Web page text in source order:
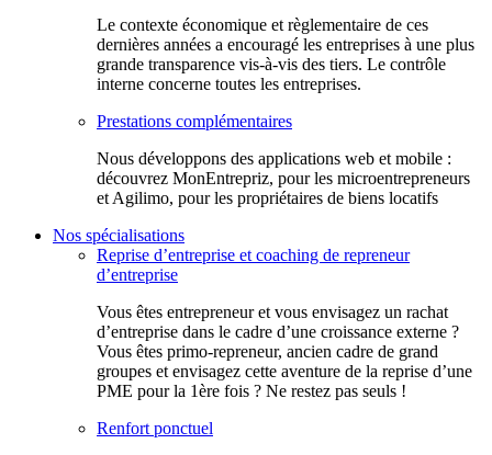
Le contexte économique et règlementaire de ces
dernières années a encouragé les entreprises à une plus
grande transparence vis-à-vis des tiers. Le contrôle
interne concerne toutes les entreprises.
Prestations complémentaires
Nous développons des applications web et mobile :
découvrez MonEntrepriz, pour les microentrepreneurs
et Agilimo, pour les propriétaires de biens locatifs
Nos spécialisations
Reprise d’entreprise et coaching de repreneur
d’entreprise
Vous êtes entrepreneur et vous envisagez un rachat
d’entreprise dans le cadre d’une croissance externe ?
Vous êtes primo-repreneur, ancien cadre de grand
groupes et envisagez cette aventure de la reprise d’une
PME pour la 1ère fois ? Ne restez pas seuls !
Renfort ponctuel